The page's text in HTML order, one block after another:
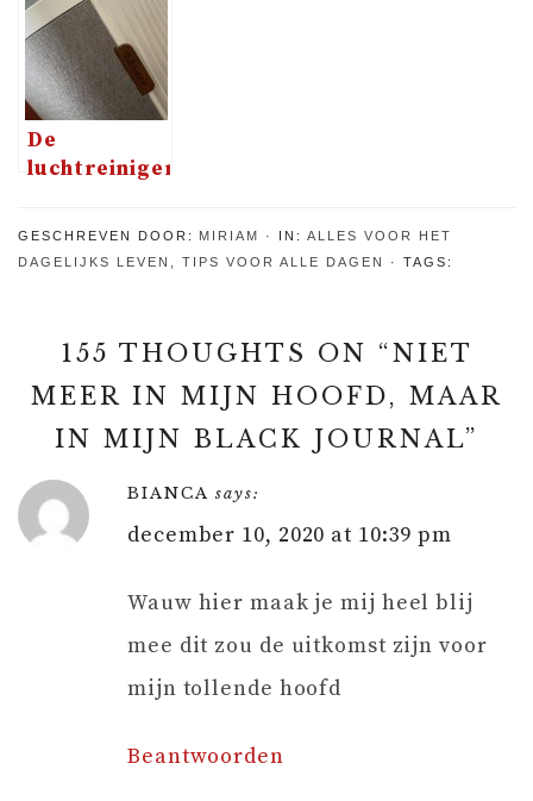
thee
De
luchtreiniger
Dustmagnet,
is het wat?
GESCHREVEN DOOR: MIRIAM IN: ALLES VOOR HET
DAGELIJKS LEVEN
TIPS VOOR ALLE DAGEN TAGS:
155 THOUGHTS ON “NIET
MEER IN MIJN HOOFD, MAAR
IN MIJN BLACK JOURNAL”
BIANCA says:
december 10, 2020 at 10:39 pm
Wauw hier maak je mij heel blij
mee dit zou de uitkomst zijn voor
mijn tollende hoofd
Beantwoorden